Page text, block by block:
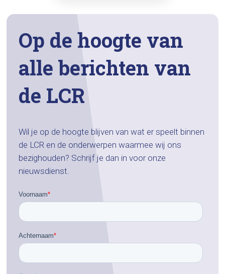
Op de hoogte van
alle berichten van
de LCR
Wil je op de hoogte blijven van wat er speelt binnen
de LCR en de onderwerpen waarmee wij ons
bezighouden? Schrijf je dan in voor onze
nieuwsdienst.